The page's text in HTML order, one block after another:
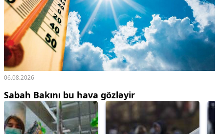
06.08.2026
Sabah Bakını bu hava gözləyir